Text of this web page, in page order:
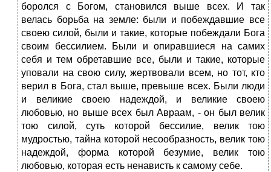
боролся с Богом, становился выше всех. И так
велась борьба на земле: были и побеждавшие все
своею силой, были и такие, которые побеждали Бога
своим бессилием. Были и опиравшиеся на самих
себя и тем обретавшие все, были и такие, которые
уповали на свою силу, жертвовали всем, но тот, кто
верил в Бога, стал выше, превыше всех. Были люди
и великие своею надеждой, и великие своею
любовью, но выше всех был Авраам, - он был велик
тою силой, суть которой бессилие, велик тою
мудростью, тайна которой несообразность, велик тою
надеждой, форма которой безумие, велик тою
любовью, которая есть ненависть к самому себе.